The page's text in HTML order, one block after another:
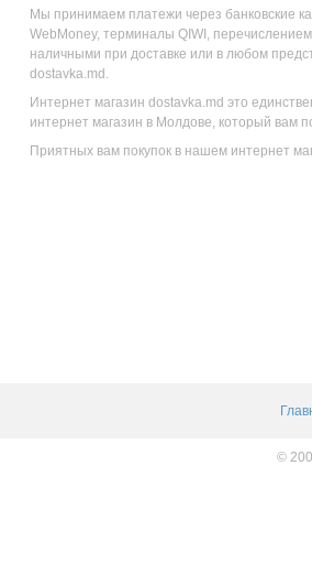
Мы принимаем платежи через банковские
WebMoney, терминалы QIWI,
наличными при доставке или в любом
dostavka.md.
Интернет магазин dostavka.md это
интернет магазин в Молдове, который вам
Приятных вам покупок в нашем интернет
©